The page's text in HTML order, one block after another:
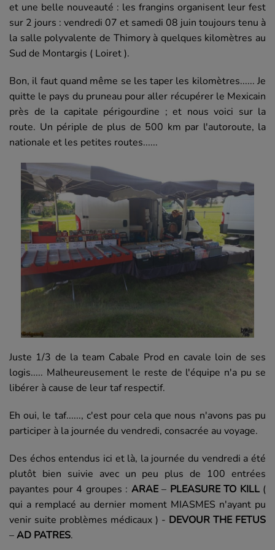
et une belle nouveauté : les frangins organisent leur fest
sur 2 jours : vendredi 07 et samedi 08 juin toujours tenu à
la salle polyvalente de Thimory à quelques kilomètres au
Sud de Montargis ( Loiret ).
Bon, il faut quand même se les taper les kilomètres...... Je
quitte le pays du pruneau pour aller récupérer le Mexicain
près de la capitale périgourdine ; et nous voici sur la
route. Un périple de plus de 500 km par l'autoroute, la
nationale et les petites routes......
Juste 1/3 de la team Cabale Prod en cavale loin de ses
logis..... Malheureusement le reste de l'équipe n'a pu se
libérer à cause de leur taf respectif.
Eh oui, le taf......, c'est pour cela que nous n'avons pas pu
participer à la journée du vendredi, consacrée au voyage.
Des échos entendus ici et là, la journée du vendredi a été
plutôt bien suivie avec un peu plus de 100 entrées
payantes pour 4 groupes : ARAE– PLEASURE TO KILL(
qui a remplacé au dernier moment MIASMES n'ayant pu
venir suite problèmes médicaux ) - DEVOUR THE FETUS
–AD PATRES.